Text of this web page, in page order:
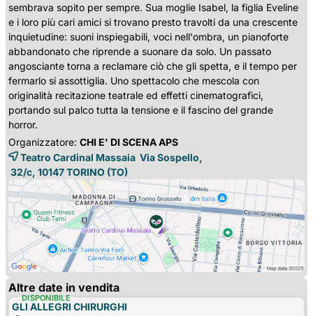
sembrava sopito per sempre. Sua moglie Isabel, la figlia Eveline
e i loro più cari amici si trovano presto travolti da una crescente
inquietudine: suoni inspiegabili, voci nell'ombra, un pianoforte
abbandonato che riprende a suonare da solo. Un passato
angosciante torna a reclamare ciò che gli spetta, e il tempo per
fermarlo si assottiglia. Uno spettacolo che mescola con
originalità recitazione teatrale ed effetti cinematografici,
portando sul palco tutta la tensione e il fascino del grande
horror.
Organizzatore: CHI E' DI SCENA APS
Teatro Cardinal Massaia Via Sospello,
32/c, 10147 TORINO (TO)
Altre date in vendita
GLI ALLEGRI CHIRURGHI
DISPONIBILE